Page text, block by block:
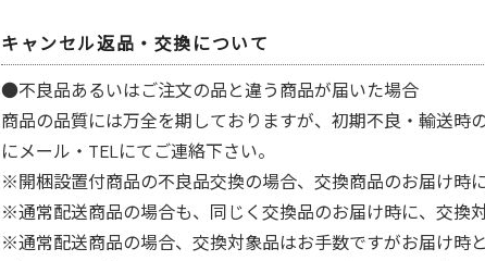
キャンセル返品・交換について
●不良品あるいはご注文の品と違う商品が届いた場合
商品の品質には万全を期しておりますが、初期不良・輸送
にメール・TELにてご連絡下さい。
※開梱設置付商品の不良品交換の場合、交換商品のお届け時
※通常配送商品の場合も、同じく交換品のお届け時に、交換
※通常配送商品の場合、交換対象品はお手数ですがお届け時